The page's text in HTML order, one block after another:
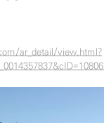
ar_detail/view.html?